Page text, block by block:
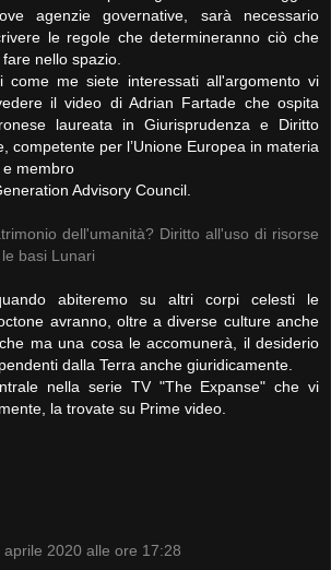
agenzie governative, sarà necessario
le regole che determineranno ciò che
nello spazio.
come me siete interessati all'argomento vi
il video di Adrian Fartade che ospita
laureata in Giurisprudenza e Diritto
competente per l’Unione Europea in materia
membro
Advisory Council.
dell'umanità? Diritto all'uso di risorse
basi Lunari
abiteremo su altri corpi celesti le
avranno, oltre a diverse culture anche
ma una cosa le accomunerà, il desiderio
dalla Terra anche giuridicamente.
nella serie TV "The Expanse" che vi
la trovate su Prime video.
aprile 2020 alle ore 17:28